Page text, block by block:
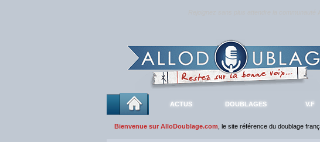
ACTUS DOUBLAGES V.F
Bienvenue sur AlloDoublage.com , le site référence du doublage